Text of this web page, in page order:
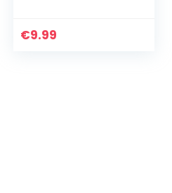
€9.99